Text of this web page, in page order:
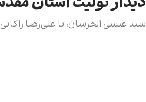
سید عیسی الخرسان، با علی‌رضا